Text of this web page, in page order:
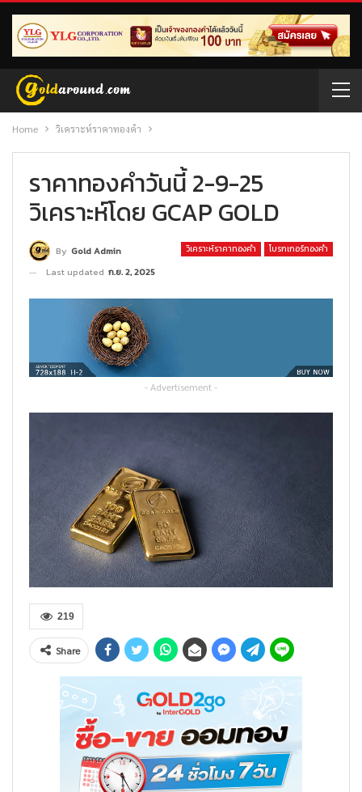
Home วิเคราะห์ราคาทองคำ
ราคาทองคำวันนี้ 2-9-25
วิเคราะห์โดย GCAP GOLD
วิเคราะห์ราคาทองคำ โบรกเกอร์ทองคำ
By Gold Admin
Last updated ก.ย. 2, 2025
- Advertisement -
219
Share